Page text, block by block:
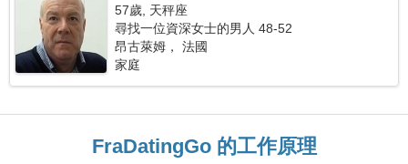
57歲, 天秤座
尋找一位資深女士的男人 48-52
昂古萊姆， 法國
家庭
FraDatingGo 的工作原理